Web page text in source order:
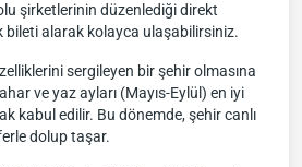
şirketlerinin düzenlediği direkt
bileti alarak kolayca ulaşabilirsiniz.
sergileyen bir şehir olmasına
ve yaz ayları (Mayıs-Eylül) en iyi
kabul edilir. Bu dönemde, şehir canlı
dolup taşar.